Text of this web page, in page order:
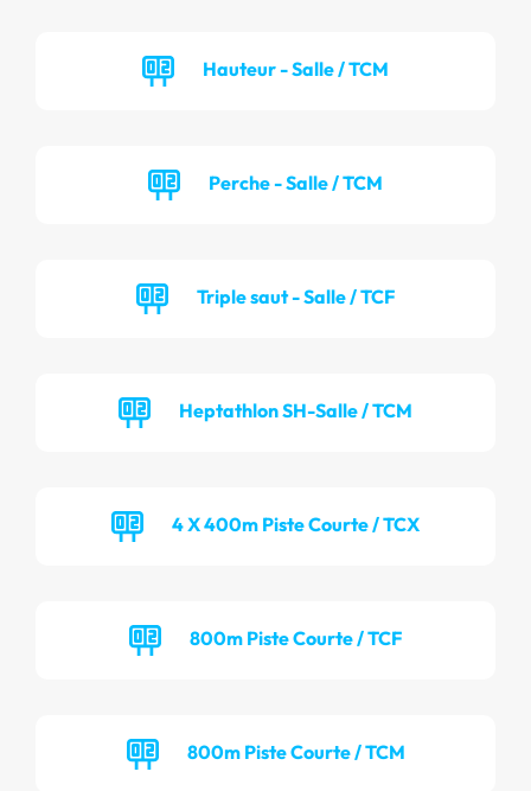
Hauteur - Salle / TCM
Perche - Salle / TCM
Triple saut - Salle / TCF
Heptathlon SH-Salle / TCM
4 X 400m Piste Courte / TCX
800m Piste Courte / TCF
800m Piste Courte / TCM